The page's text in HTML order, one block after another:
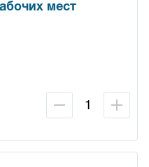
мест